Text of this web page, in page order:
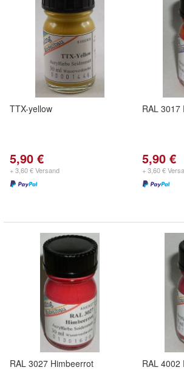
TTX-yellow
5,90 €
+ 3,60 € Versand
RAL 3017
5,90 €
+ 3,60 €
RAL 3027 Himbeerrot RAL 4002